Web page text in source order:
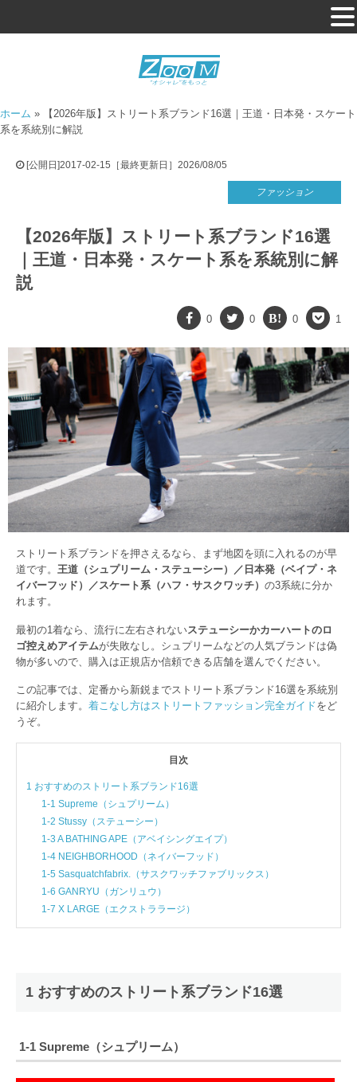
ホーム »
【2026年版】ストリート系ブランド16選｜王道・日本発・スケート
系を系統別に解説
[公開日]2017-02-15［最終更新日］2026/08/05
ファッション
【2026年版】ストリート系ブランド16選
｜王道・日本発・スケート系を系統別に解
説
0 0 0 1
ストリート系ブランドを押さえるなら、まず地図を頭に入れるのが早
道です。 王道（シュプリーム・ステューシー）／日本発（ベイプ・ネ
イバーフッド）／スケート系（ハフ・サスクワッチ） の3系統に分か
れます。
最初の1着なら、流行に左右されないステューシーかカーハートのロ
ゴ控えめアイテムが失敗なし。シュプリームなどの人気ブランドは偽
物が多いので、購入は正規店か信頼できる店舗を選んでください。
この記事では、定番から新鋭までストリート系ブランド16選を系統別
に紹介します。 着こなし方はストリートファッション完全ガイドをど
うぞ。
目次
1 おすすめのストリート系ブランド16選
1-1 Supreme（シュプリーム）
1-2 Stussy（ステューシー）
1-3 A BATHING APE（アベイシングエイプ）
1-4 NEIGHBORHOOD（ネイバーフッド）
1-5 Sasquatchfabrix.（サスクワッチファブリックス）
1-6 GANRYU（ガンリュウ）
1-7 X LARGE（エクストララージ）
1 おすすめのストリート系ブランド16選
1-1 Supreme（シュプリーム）